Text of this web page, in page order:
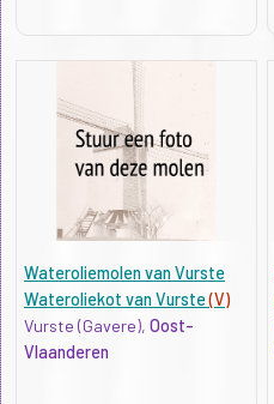
Wateroliemolen van Vurste
Wateroliekot van Vurste(V)
Vurste (Gavere), Oost-
Vlaanderen